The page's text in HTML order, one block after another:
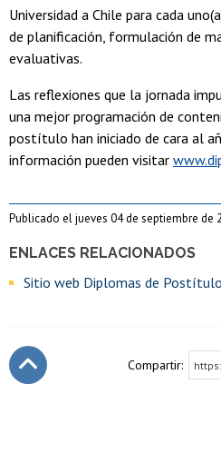
ENLACES RELACIONADOS
Sitio web Diplomas de Postítulo
Universidad a Chile para cada
de planificación, formulación de
evaluativas.
Las reflexiones que la jornada
una mejor programación de
postítulo han iniciado de cara al
información pueden visitar
Publicado el jueves 04 de septiembre de
Compartir: